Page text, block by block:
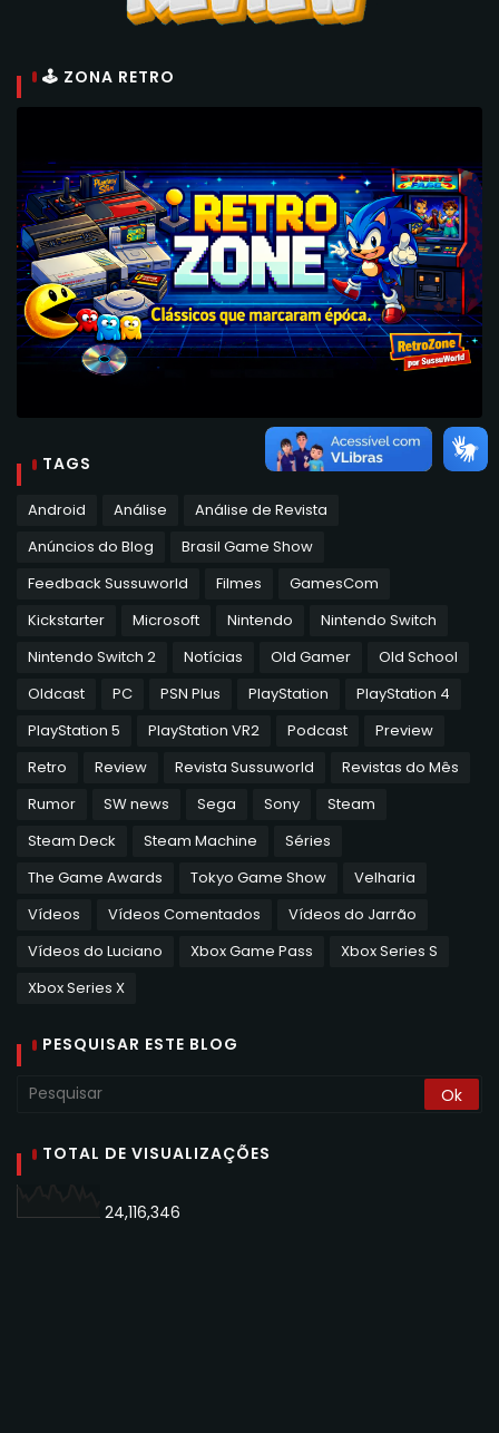
🕹 ZONA RETRO
TAGS
Android Análise
Análise de Revista
Anúncios do Blog
Brasil Game Show
Feedback Sussuworld
Filmes
GamesCom
Kickstarter
Microsoft Nintendo
Nintendo Switch
Nintendo Switch 2
Notícias Old Gamer
Old School
Oldcast
PC PSN Plus PlayStation
PlayStation 4
PlayStation 5
PlayStation VR2 Podcast
Preview
Retro
Review Revista Sussuworld
Revistas do Mês
Rumor
SW news Sega Sony
Steam
Steam Deck
Steam Machine
Séries
The Game Awards
Tokyo Game Show
Velharia
Vídeos
Vídeos Comentados
Vídeos do Jarrão
Vídeos do Luciano
Xbox Game Pass
Xbox Series S
Xbox Series X
PESQUISAR ESTE BLOG
TOTAL DE VISUALIZAÇÕES
24,116,346